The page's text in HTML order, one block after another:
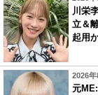
川栄
立＆
起用
2026
元